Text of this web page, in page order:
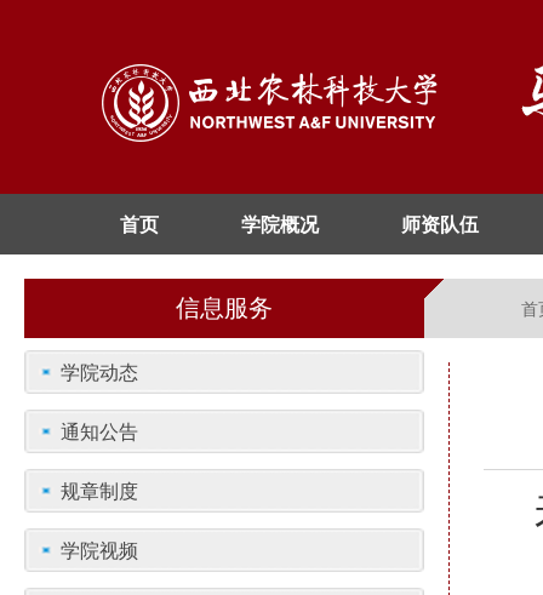
首页 学院概况 师资队伍
信息服务 首
学院动态
通知公告
规章制度
学院视频